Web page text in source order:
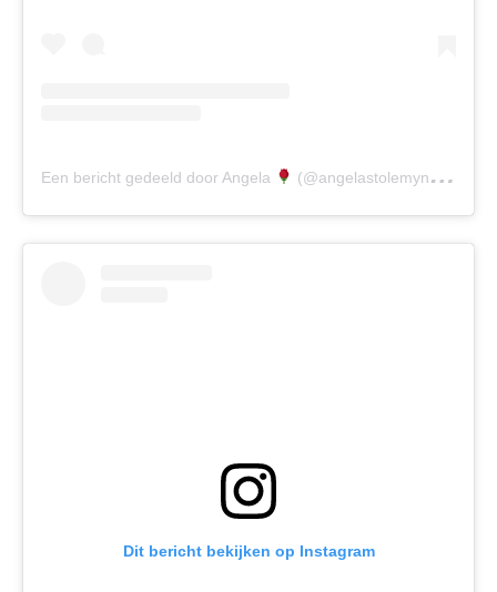
Een bericht gedeeld door Angela (@angelastolemyname)
Dit bericht bekijken op Instagram